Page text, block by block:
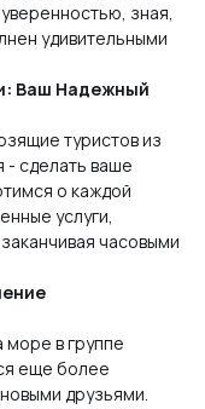
зная,
удивительными
Ваш Надежный
туристов из
сделать ваше
о каждой
услуги,
часовыми
море в группе
еще более
друзьями.